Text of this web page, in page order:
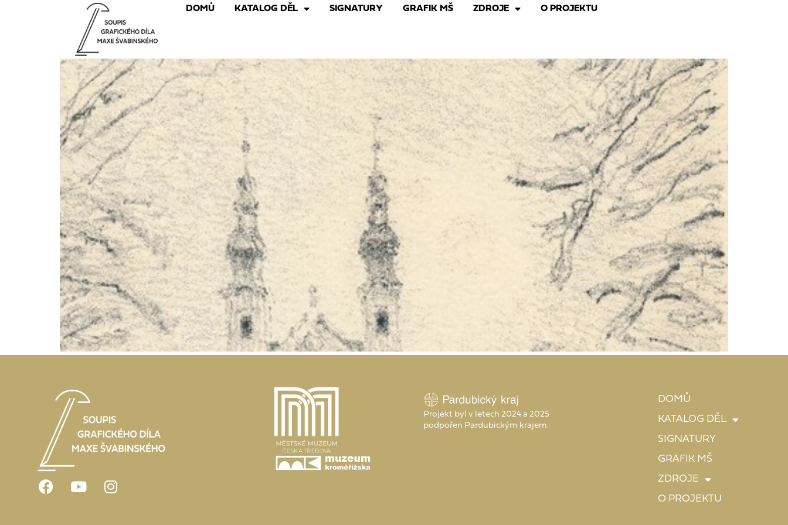
DOMŮ KATALOG DĚL SIGNATURY GRAFIK MŠ ZDROJE O PROJEKTU
Projekt byl v letech 2024 a 2025
podpořen Pardubickým krajem.
DOMŮ
KATALOG DĚL
SIGNATURY
GRAFIK MŠ
ZDROJE
O PROJEKTU